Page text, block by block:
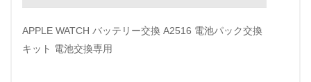
APPLE WATCH バッテリー交換 A2516 電池パック交換
キット 電池交換専用